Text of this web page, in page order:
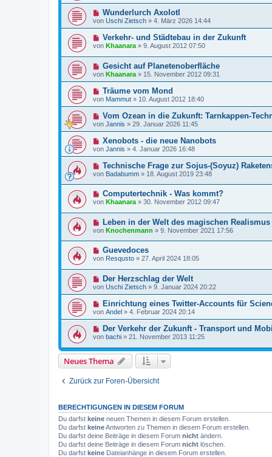
Wunderlurch Axolotl
von Uschi Zietsch » 4. März 2026 14:44
Verkehr- und Städtebau in der Zukunft
von Khaanara » 9. August 2012 07:50
Gesicht auf Planetenoberfläche
von Khaanara » 15. November 2012 09:31
Träume vom Mond
von Mammut » 10. August 2012 18:40
Vom Ozean in die Zukunft: Tarnkappen-
von Jannis » 29. Januar 2026 11:45
Xenobots - die neue Nanobots
von Jannis » 4. Januar 2026 16:48
Technische Frage zur Sojus-(Soyuz)
von Badabumm » 18. August 2019 23:48
Computertechnik - Was kommt?
von Khaanara » 30. November 2012 09:47
Leben in der Welt des magischen
von Knochenmann » 9. November 2021 17:56
Guevedoces
von Resqusto » 27. April 2024 18:05
Der Herzschlag der Welt
von Uschi Zietsch » 9. Januar 2024 20:22
Einrichtung eines Twitter-Accounts für
von Andel » 4. Februar 2024 20:14
Der Verkehr der Zukunft - Transport und
von bachi » 21. November 2013 11:25
Neues Thema
Zurück zur Foren-Übersicht
BERECHTIGUNGEN IN DIESEM FORUM
Du darfst keine neuen Themen in diesem Forum erstellen.
Du darfst keineAntworten zu Themen in diesem Forum erstellen.
Du darfst deine Beiträge in diesem Forum nicht ändern.
Du darfst deine Beiträge in diesem Forum nicht löschen.
Du darfst keine Dateianhänge in diesem Forum erstellen.